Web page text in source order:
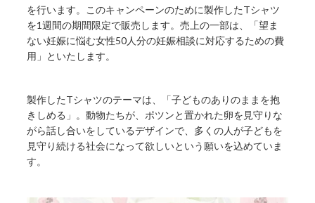
を行います。このキャンペーンのために製作したTシャツ
を1週間の期間限定で販売します。売上の一部は、「望ま
ない妊娠に悩む女性50人分の妊娠相談に対応するための費
用」といたします。
製作したTシャツのテーマは、「子どものありのままを抱
きしめる」。動物たちが、ポツンと置かれた卵を見守りな
がら話し合いをしているデザインで、多くの人が子どもを
見守り続ける社会になって欲しいという願いを込めていま
す。